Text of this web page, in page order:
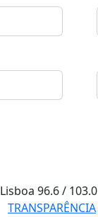
Lisboa96.6 / 103.0
TRANSPARÊNCIA